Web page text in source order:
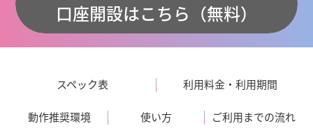
口座開設はこちら（無料）
スペック表 利用料金・利用期間
動作推奨環境 使い方 ご利用までの流れ